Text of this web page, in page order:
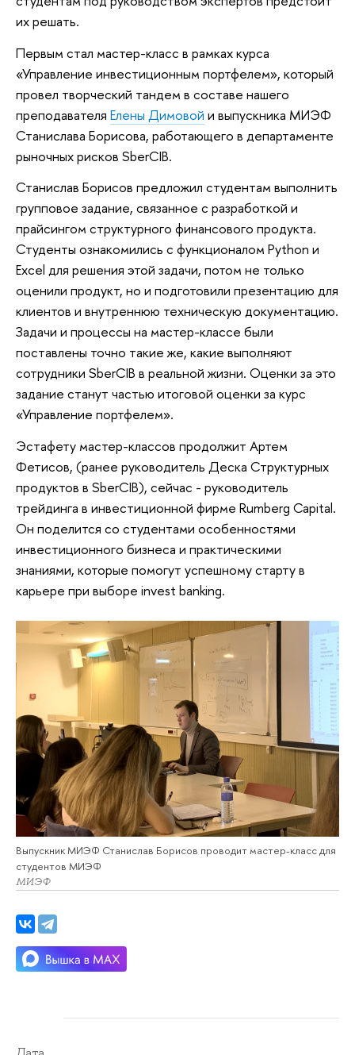
их решать.
Первым стал мастер-класс в рамках курса
«Управление инвестиционным портфелем», который
провел творческий тандем в составе нашего
преподавателя Елены Димовой и выпускника МИЭФ
Станислава Борисова, работающего в департаменте
рыночных рисков SberCIB.
Станислав Борисов предложил студентам выполнить
групповое задание, связанное с разработкой и
прайсингом структурного финансового продукта.
Студенты ознакомились с функционалом Python и
Excel для решения этой задачи, потом не только
оценили продукт, но и подготовили презентацию для
клиентов и внутреннюю техническую документацию.
Задачи и процессы на мастер-классе были
поставлены точно такие же, какие выполняют
сотрудники SberCIB в реальной жизни. Оценки за это
задание станут частью итоговой оценки за курс
«Управление портфелем».
Эстафету мастер-классов продолжит Артем
Фетисов, (ранее руководитель Деска Структурных
продуктов в SberCIB), сейчас - руководитель
трейдинга в инвестиционной фирме Rumberg Capital.
Он поделится со студентами особенностями
инвестиционного бизнеса и практическими
знаниями, которые помогут успешному старту в
карьере при выборе invest banking.
Выпускник МИЭФ Станислав Борисов проводит мастер-класс для
студентов МИЭФ
МИЭФ